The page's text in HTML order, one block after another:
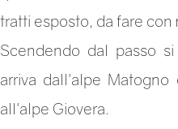
tratti esposto, da fare con
Scendendo dal passo
arriva dall'alpe
all'alpe Giovera.